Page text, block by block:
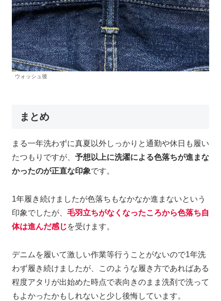
ウォッシュ後
まとめ
まる一年洗わずに真夏以外しっかりと通勤や休日も履い
たつもりですが、 予想以上に洗濯による色落ちが進まな
かったのが正直な印象です。
1年履き続けましたが色落ちもなかなか進まないという
印象でしたが、 毛羽立ちがなくなったころから色落ち自
体は進んだ感じを受けます。
デニムを履いて激しい作業等行うことがないので1年洗
わず履き続けましたが、このような履き方であればある
程度アタリが出始めた時点で表向きのまま洗剤で洗って
もよかったかもしれないと少し後悔しています。